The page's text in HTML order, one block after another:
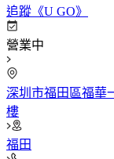
追蹤《U GO》
營業中
深圳市福田區福華
樓
福田